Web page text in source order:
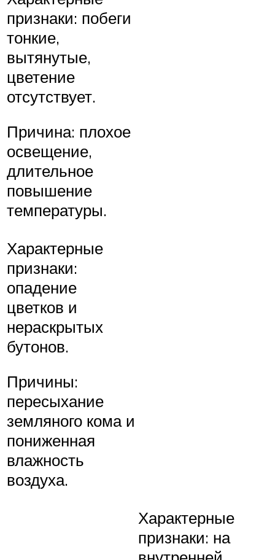
признаки: побеги
тонкие,
вытянутые,
цветение
отсутствует.
Причина: плохое
освещение,
длительное
повышение
температуры.
Характерные
признаки:
опадение
цветков и
нераскрытых
бутонов.
Причины:
пересыхание
земляного кома и
пониженная
влажность
воздуха.
Характерные
признаки: на